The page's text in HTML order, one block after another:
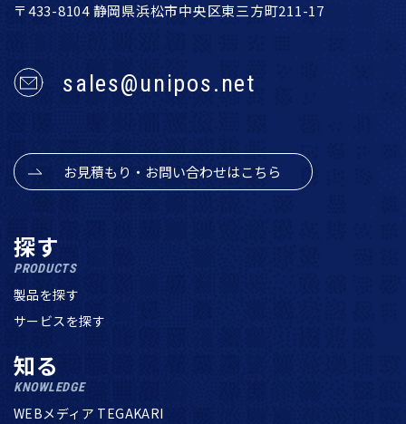
〒433-8104 静岡県浜松市中央区東三方町211-17
sales@unipos.net
お見積もり・お問い合わせはこちら
探す
PRODUCTS
製品を探す
サービスを探す
知る
KNOWLEDGE
WEBメディア TEGAKARI